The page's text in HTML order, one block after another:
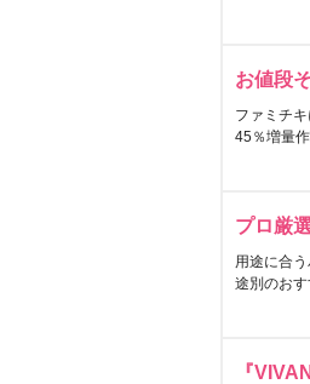
お値段
ファミチ
45％増量
プロ厳
用途に合
途別のおす
『